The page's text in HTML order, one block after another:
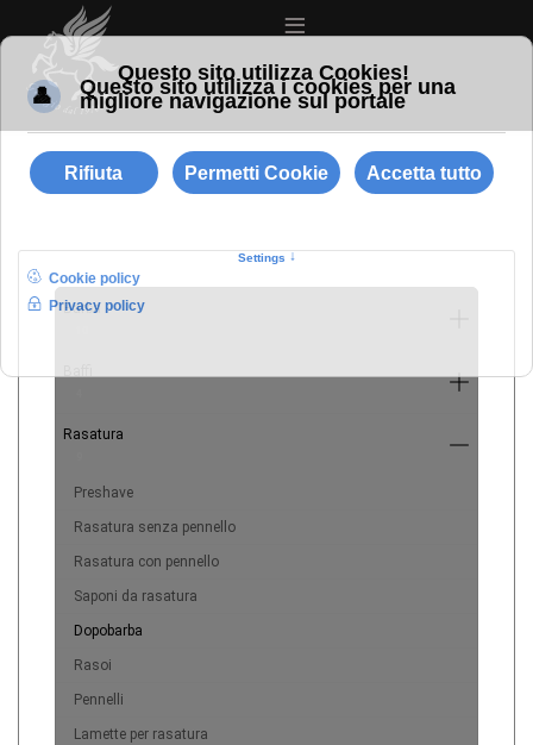
≡
Barba
Rasatura
Preshave
Rasatura senza pennello
Rasatura con pennello
Saponi da rasatura
Dopobarba
Rasoi
Pennelli
Lamette per rasatura